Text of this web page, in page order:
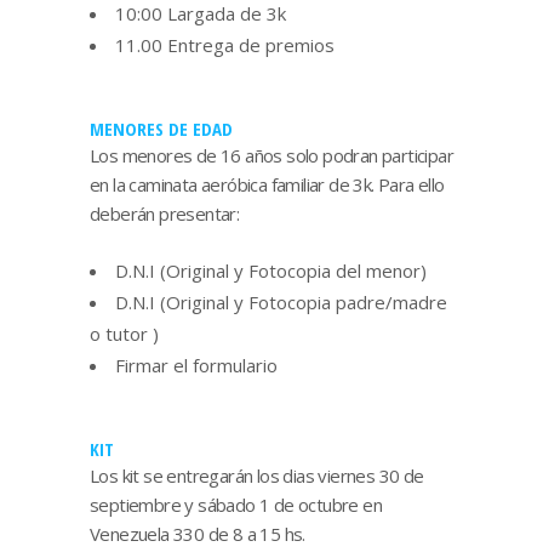
10:00 Largada de 3k
11.00 Entrega de premios
MENORES DE EDAD
Los menores de 16 años solo podran participar
en la caminata aeróbica familiar de 3k. Para ello
deberán presentar:
D.N.I (Original y Fotocopia del menor)
D.N.I (Original y Fotocopia padre/madre
o tutor )
Firmar el formulario
KIT
Los kit se entregarán los dias viernes 30 de
septiembre y sábado 1 de octubre en
Venezuela 330 de 8 a 15 hs.